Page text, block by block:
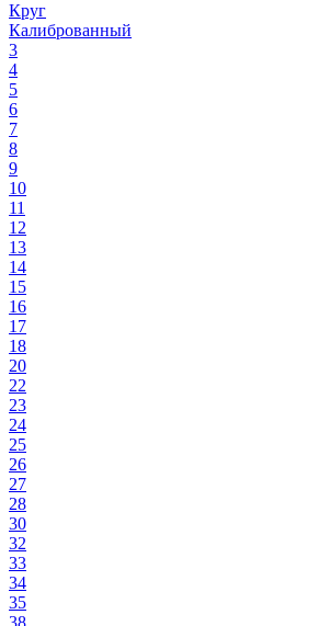
Круг
Калиброванный
3
4
5
6
7
8
9
10
11
12
13
14
15
16
17
18
20
22
23
24
25
26
27
28
30
32
33
34
35
38